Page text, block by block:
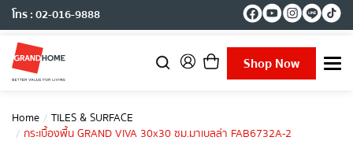
โทร : 02-016-9888
Shop Now
T
Home
TILES & SURFACE
กระเบื้องพื้น GRAND VIVA 30x30 ซม.มาเบลล่า FAB6732A-2